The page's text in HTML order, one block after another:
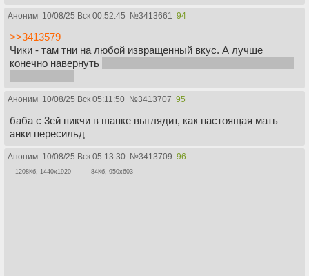
Аноним 10/08/25 Вск 00:52:45 №3413661 94
>>3413579
Чики - там тни на любой извращенный вкус. А лучше
конечно навернуть
Аноним 10/08/25 Вск 05:11:50 №3413707 95
баба с 3ей пикчи в шапке выглядит, как настоящая мать
анки пересильд
Аноним 10/08/25 Вск 05:13:30 №3413709 96
1208Кб, 1440x1920 84Кб, 950x603